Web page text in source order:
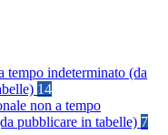
tempo indeterminato (da
14
non a tempo
pubblicare in tabelle) 7